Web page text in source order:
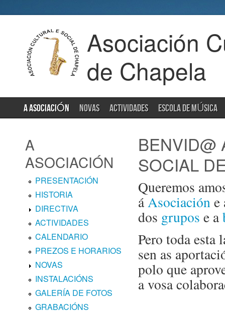
Asociación
de Chapela
A ASOCIACIÓN NOVAS ACTIVIDADES ESCOLA DE MÚSICA
A
ASOCIACIÓN
PRESENTACIÓN
HISTORIA
DIRECTIVA
ACTIVIDADES
CALENDARIO
PREZOS E HORARIOS
NOVAS
INSTALACIÓNS
GALERÍA DE FOTOS
GRABACIÓNS
BENVID@
SOCIAL
Queremos
áAsociacióne
dos grupos e a
Pero toda esta
sen as
polo que
a vosa